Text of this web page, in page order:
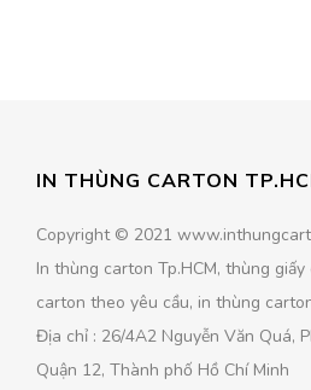
IN THÙNG CARTON
Copyright © 2021
In thùng carton Tp.HCM, thùng
carton theo yêu cầu, in thùng
Địa chỉ : 26/4A2 Nguyễn Văn Quá,
Quận 12, Thành phố Hồ Chí Minh